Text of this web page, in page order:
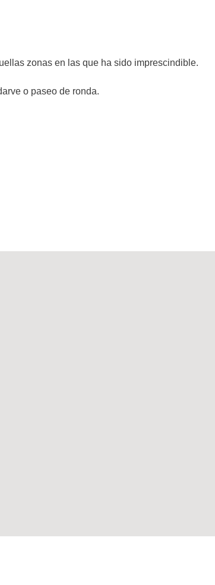
zonas en las que ha sido imprescindible.
o paseo de ronda.